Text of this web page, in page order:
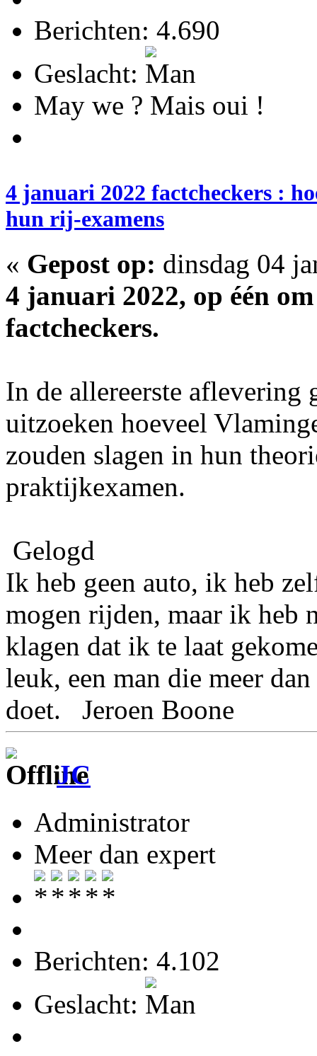
Berichten: 4.690
Geslacht:
May we ? Mais oui !
4 januari 2022 factcheckers :
hun rij-examens
« Gepost op: dinsdag 04
4 januari 2022, op één
factcheckers.
In de allereerste aflevering
uitzoeken hoeveel
zouden slagen in hun
praktijkexamen.
Gelogd
Ik heb geen auto, ik heb
mogen rijden, maar ik heb
klagen dat ik te laat
leuk, een man die meer
doet. Jeroen Boone
JC
Administrator
Meer dan expert
Berichten: 4.102
Geslacht: